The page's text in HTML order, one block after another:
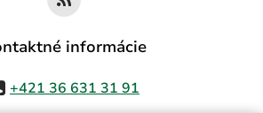
informácie
+421 36 631 31 91